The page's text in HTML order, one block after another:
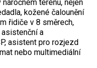
terénu, nejen
kožené čalounění
řidiče v 8 směrech,
a
asistent pro rozjezd
nebo multimediální